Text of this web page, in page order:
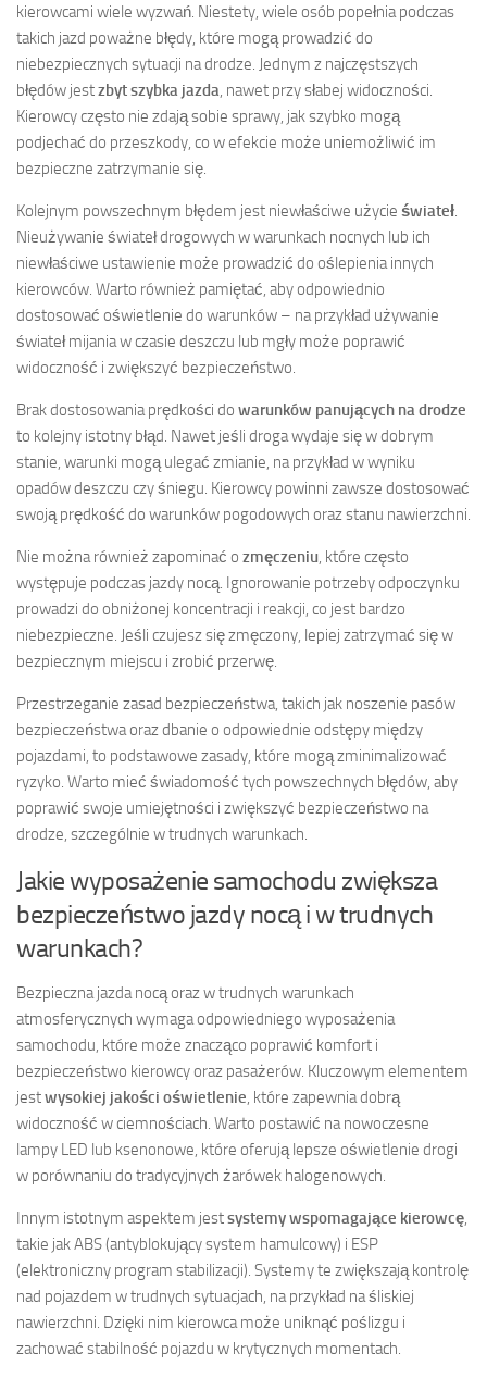
kierowcami wiele wyzwań. Niestety, wiele osób popełnia podczas
takich jazd poważne błędy, które mogą prowadzić do
niebezpiecznych sytuacji na drodze. Jednym z najczęstszych
błędów jestzbyt szybka jazda , nawet przy słabej widoczności.
Kierowcy często nie zdają sobie sprawy, jak szybko mogą
podjechać do przeszkody, co w efekcie może uniemożliwić im
bezpieczne zatrzymanie się.
Kolejnym powszechnym błędem jest niewłaściwe użycie świateł
Nieużywanie świateł drogowych w warunkach nocnych lub ich
niewłaściwe ustawienie może prowadzić do oślepienia innych
kierowców. Warto również pamiętać, aby odpowiednio
dostosować oświetlenie do warunków – na przykład używanie
świateł mijania w czasie deszczu lub mgły może poprawić
widoczność i zwiększyć bezpieczeństwo.
Brak dostosowania prędkości do warunków panujących na drodze
to kolejny istotny błąd. Nawet jeśli droga wydaje się w dobrym
stanie, warunki mogą ulegać zmianie, na przykład w wyniku
opadów deszczu czy śniegu. Kierowcy powinni zawsze dostosować
swoją prędkość do warunków pogodowych oraz stanu nawierzchni.
Nie można również zapominać o zmęczeniu , które często
występuje podczas jazdy nocą. Ignorowanie potrzeby odpoczynku
prowadzi do obniżonej koncentracji i reakcji, co jest bardzo
niebezpieczne. Jeśli czujesz się zmęczony, lepiej zatrzymać się w
bezpiecznym miejscu i zrobić przerwę.
Przestrzeganie zasad bezpieczeństwa, takich jak noszenie pasów
bezpieczeństwa oraz dbanie o odpowiednie odstępy między
pojazdami, to podstawowe zasady, które mogą zminimalizować
ryzyko. Warto mieć świadomość tych powszechnych błędów, aby
poprawić swoje umiejętności i zwiększyć bezpieczeństwo na
drodze, szczególnie w trudnych warunkach.
Jakie wyposażenie samochodu zwiększa
bezpieczeństwo jazdy nocą i w trudnych
warunkach?
Bezpieczna jazda nocą oraz w trudnych warunkach
atmosferycznych wymaga odpowiedniego wyposażenia
samochodu, które może znacząco poprawić komfort i
bezpieczeństwo kierowcy oraz pasażerów. Kluczowym elementem
jestwysokiej jakości oświetlenie , które zapewnia dobrą
widoczność w ciemnościach. Warto postawić na nowoczesne
lampy LED lub ksenonowe, które oferują lepsze oświetlenie drogi
w porównaniu do tradycyjnych żarówek halogenowych.
Innym istotnym aspektem jestsystemy wspomagające kierowcę
takie jak ABS (antyblokujący system hamulcowy) i ESP
(elektroniczny program stabilizacji). Systemy te zwiększają kontrolę
nad pojazdem w trudnych sytuacjach, na przykład na śliskiej
nawierzchni. Dzięki nim kierowca może uniknąć poślizgu i
zachować stabilność pojazdu w krytycznych momentach.